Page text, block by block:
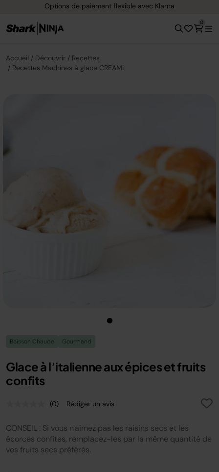
Options de paiement flexible avec Klarna
0
Accueil Découvrir
Recettes
Recettes Machines à glace CREAMi
Boisson Chaude Gourmand
Glace à l’italienne aux épices et fruits
confits
Aucune
notation.
Lien
sur
la
(0) Rédiger un avis
CONSEIL : Si vous n'aimez pas les raisins secs et les
écorces confites, remplacez-les par la même quantité de
vos fruits secs préférés.